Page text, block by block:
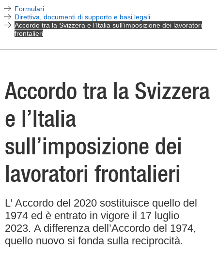
Formulari
Direttiva, documenti di supporto e basi legali
Accordo tra la Svizzera e l’Italia sull’imposizione dei lavoratori
frontalieri
Accordo tra la Svizzera
e l’Italia
sull’imposizione dei
lavoratori frontalieri
L' Accordo del 2020 sostituisce quello del
1974 ed è entrato in vigore il 17 luglio
2023. A differenza dell’Accordo del 1974,
quello nuovo si fonda sulla reciprocità.